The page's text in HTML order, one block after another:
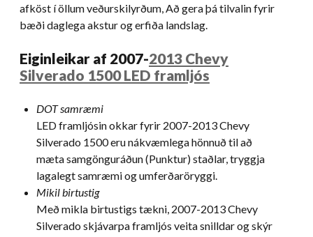
afköst í öllum veðurskilyrðum, Að gera þá tilvalin fyrir
bæði daglega akstur og erfiða landslag.
Eiginleikar af 2007-2013 Chevy
Silverado 1500 LED framljós
DOT samræmi
LED framljósin okkar fyrir 2007-2013 Chevy
Silverado 1500 eru nákvæmlega hönnuð til að
mæta samgönguráðun (Punktur) staðlar, tryggja
lagalegt samræmi og umferðaröryggi.
Mikil birtustig
Með mikla birtustigs tækni, 2007-2013 Chevy
Silverado skjávarpa framljós veita snilldar og skýr